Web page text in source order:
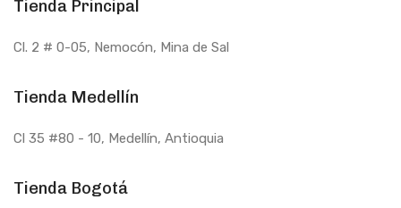
ansiedad, el estrés, las alergias, la
Tienda Principal
Cl. 2 # 0-05, Nemocón, Mina de Sal
Tienda Medellín
Cl 35 #80 - 10, Medellín, Antioquia
Tienda Bogotá